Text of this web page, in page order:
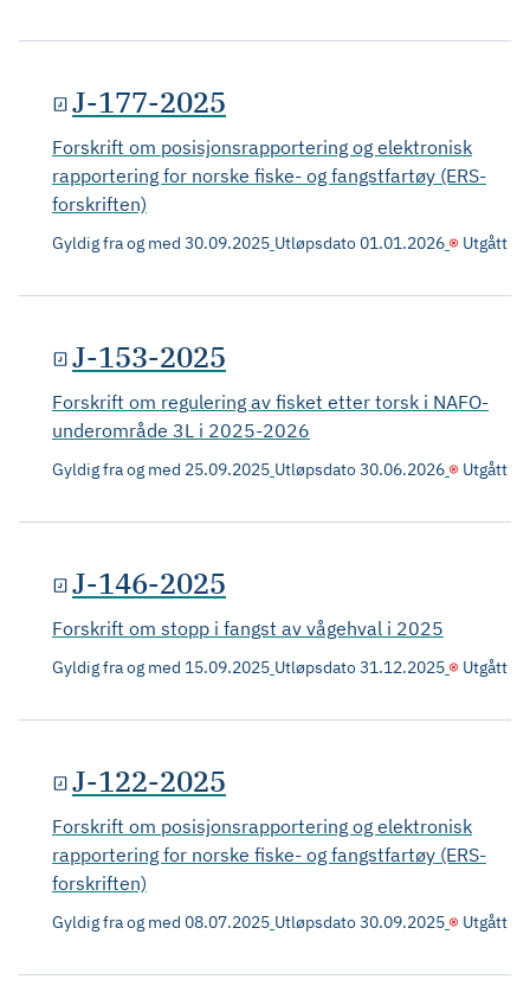
J-177-2025
Forskrift om posisjonsrapportering og elektronisk
rapportering for norske fiske- og fangstfartøy (ERS-
forskriften)
Gyldig fra og med 30.09.2025 Utløpsdato01.01.2026 Utgått
J-153-2025
Forskrift om regulering av fisket etter torsk i NAFO-
underområde 3L i 2025-2026
Gyldig fra og med 25.09.2025 Utløpsdato30.06.2026 Utgått
J-146-2025
Forskrift om stopp i fangst av vågehval i 2025
Gyldig fra og med 15.09.2025 Utløpsdato31.12.2025 Utgått
J-122-2025
Forskrift om posisjonsrapportering og elektronisk
rapportering for norske fiske- og fangstfartøy (ERS-
forskriften)
Gyldig fra og med 08.07.2025 Utløpsdato30.09.2025 Utgått